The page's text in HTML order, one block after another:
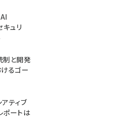
キュリ
制と開発
るゴー
ティブ
ポートは